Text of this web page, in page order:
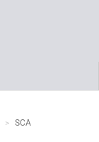
SCA